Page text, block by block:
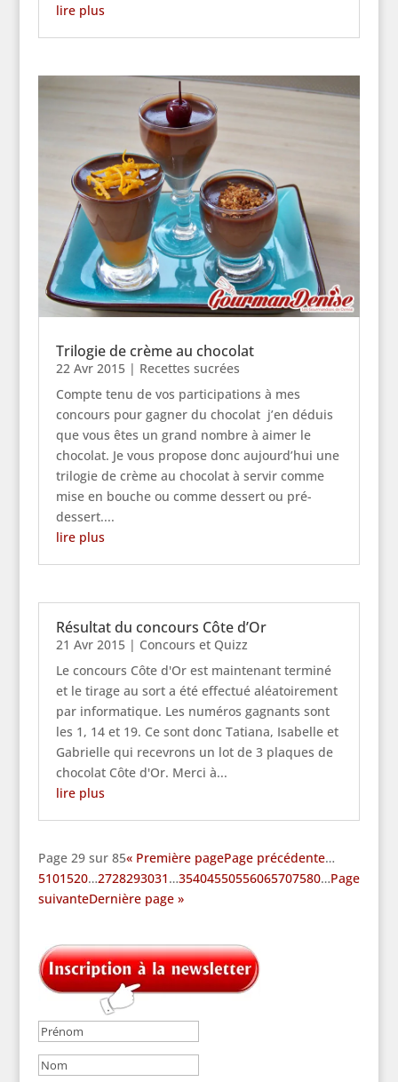
lire plus
Trilogie de crème au chocolat
22 Avr 2015| Recettes sucrées
Compte tenu de vos participations à mes
concours pour gagner du chocolat j’en déduis
que vous êtes un grand nombre à aimer le
chocolat. Je vous propose donc aujourd’hui une
trilogie de crème au chocolat à servir comme
mise en bouche ou comme dessert ou pré-
dessert....
lire plus
Résultat du concours Côte d’Or
21 Avr 2015| Concours et Quizz
Le concours Côte d'Or est maintenant terminé
et le tirage au sort a été effectué aléatoirement
par informatique. Les numéros gagnants sont
les 1, 14 et 19. Ce sont donc Tatiana, Isabelle et
Gabrielle qui recevrons un lot de 3 plaques de
chocolat Côte d'Or. Merci à...
lire plus
Page 29 sur 85« Première pagePage précédente…
5101520…2728293031…35404550556065707580…Page
suivanteDernière page »